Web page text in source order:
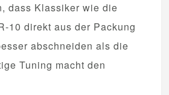
dass Klassiker wie die
10 direkt aus der Packung
abschneiden als die
Tuning macht den